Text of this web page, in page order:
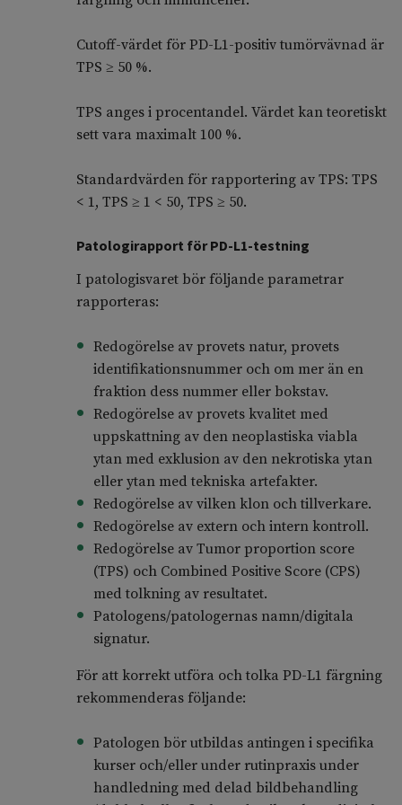
Cutoff-värdet för PD-L1-positiv tumörvävnad är
TPS ≥ 50 %.
TPS anges i procentandel. Värdet kan teoretiskt
sett vara maximalt 100 %.
Standardvärden för rapportering av TPS: TPS
< 1, TPS ≥ 1 < 50, TPS ≥ 50.
Patologirapport för PD-L1-testning
I patologisvaret bör följande parametrar
rapporteras:
Redogörelse av provets natur, provets
identifikationsnummer och om mer än en
fraktion dess nummer eller bokstav.
Redogörelse av provets kvalitet med
uppskattning av den neoplastiska viabla
ytan med exklusion av den nekrotiska ytan
eller ytan med tekniska artefakter.
Redogörelse av vilken klon och tillverkare.
Redogörelse av extern och intern kontroll.
Redogörelse av Tumor proportion score
(TPS) och Combined Positive Score (CPS)
med tolkning av resultatet.
Patologens/patologernas namn/digitala
signatur.
För att korrekt utföra och tolka PD-L1 färgning
rekommenderas följande:
Patologen bör utbildas antingen i specifika
kurser och/eller under rutinpraxis under
handledning med delad bildbehandling